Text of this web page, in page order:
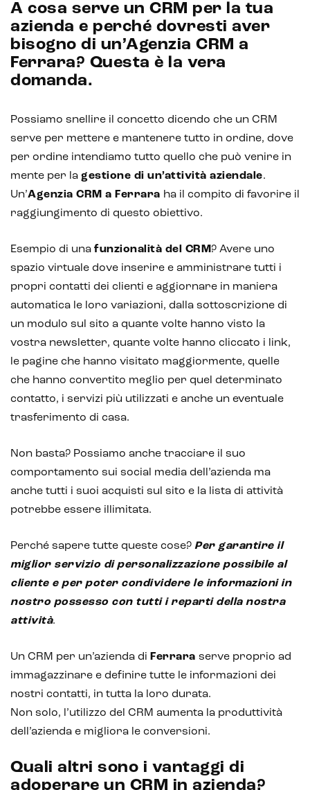
Intelligenza Artificiale e AR VR -
Blockchain
Analisi predittiva
Chatbot e assistenti virtuali
Realtà Virtuale
A cosa serve un CRM per la tua
azienda e perché dovresti aver
bisogno di un’Agenzia CRM a
Ferrara? Questa è la vera
domanda.
Possiamo snellire il concetto dicendo che un CRM
serve per mettere e mantenere tutto in ordine, dove
per ordine intendiamo tutto quello che può venire in
mente per la gestione di un’attività aziendale.
Un’Agenzia CRM a Ferrara ha il compito di favorire il
raggiungimento di questo obiettivo.
Esempio di una funzionalità del CRM ? Avere uno
spazio virtuale dove inserire e amministrare tutti i
propri contatti dei clienti e aggiornare in maniera
automatica le loro variazioni, dalla sottoscrizione di
un modulo sul sito a quante volte hanno visto la
vostra newsletter, quante volte hanno cliccato i link,
le pagine che hanno visitato maggiormente, quelle
che hanno convertito meglio per quel determinato
contatto, i servizi più utilizzati e anche un eventuale
trasferimento di casa.
Non basta? Possiamo anche tracciare il suo
comportamento sui social media dell’azienda ma
anche tutti i suoi acquisti sul sito e la lista di attività
potrebbe essere illimitata.
Perché sapere tutte queste cose? Per garantire il
miglior servizio di personalizzazione possibile al
cliente e per poter condividere le informazioni in
nostro possesso con tutti i reparti della nostra
attività.
Un CRM per un’azienda di Ferrara serve proprio ad
immagazzinare e definire tutte le informazioni dei
nostri contatti, in tutta la loro durata.
Non solo, l’utilizzo del CRM aumenta la produttività
dell’azienda e migliora le conversioni.
Quali altri sono i vantaggi di
adoperare un CRM in azienda?